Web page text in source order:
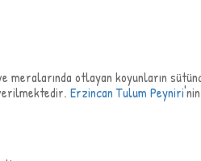
otlayan koyunların
Erzincan Tulum Peyniri